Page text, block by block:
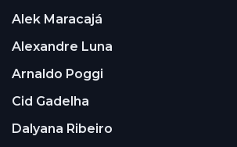
Alek Maracajá
Alexandre Luna
Arnaldo Poggi
Cid Gadelha
Dalyana Ribeiro